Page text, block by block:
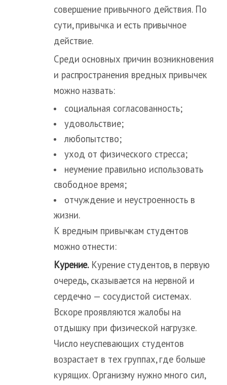
совершение привычного действия. По
сути, привычка и есть привычное
действие.
Среди основных причин возникновения
и распространения вредных привычек
можно назвать:
социальная согласованность;
удовольствие;
любопытство;
уход от физического стресса;
неумение правильно использовать
свободное время;
отчуждение и неустроенность в
жизни.
К вредным привычкам студентов
можно отнести:
Курение.Курение студентов, в первую
очередь, сказывается на нервной и
сердечно — сосудистой системах.
Вскоре проявляются жалобы на
отдышку при физической нагрузке.
Число неуспевающих студентов
возрастает в тех группах, где больше
курящих. Организму нужно много сил,